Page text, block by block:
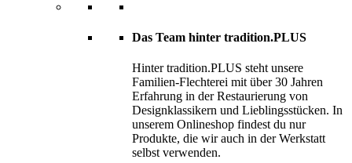
Das Team hinter tradition.PLUS
Hinter tradition.PLUS steht unsere
Familien-Flechterei mit über 30 Jahren
Erfahrung in der Restaurierung von
Designklassikern und Lieblingsstücken. In
unserem Onlineshop findest du nur
Produkte, die wir auch in der Werkstatt
selbst verwenden.